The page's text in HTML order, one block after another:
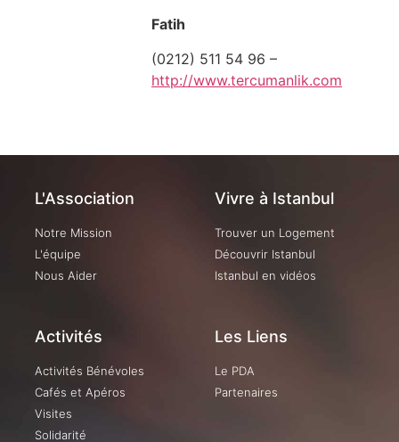
Fatih
(0212) 511 54 96 –
http://www.tercumanlik.com
L'Association
Notre Mission
L'équipe
Nous Aider
Vivre à Istanbul
Trouver un Logement
Découvrir Istanbul
Istanbul en vidéos
Activités
Activités Bénévoles
Cafés et Apéros
Visites
Solidarité
Les Liens
Le PDA
Partenaires